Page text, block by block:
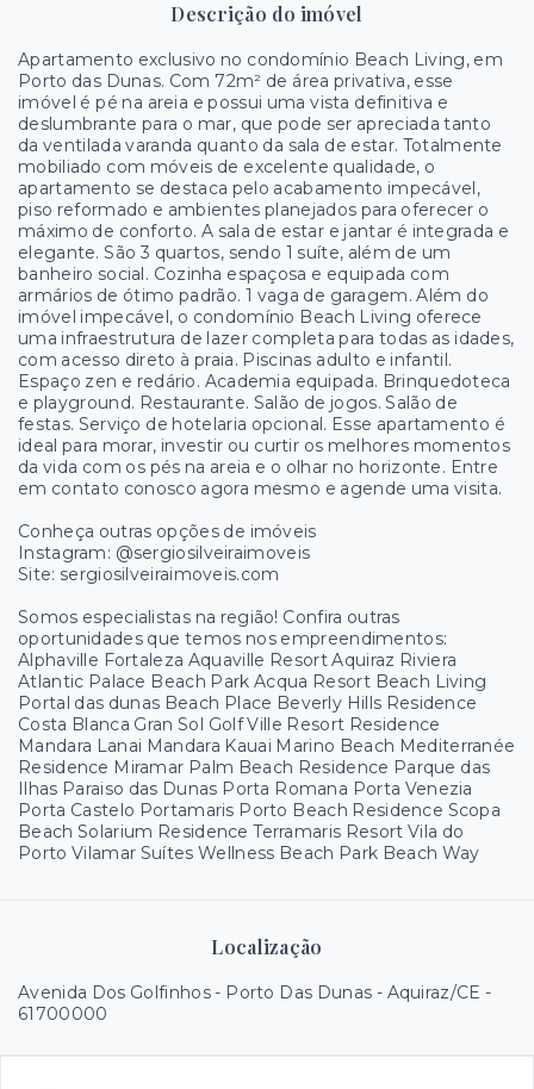
Descrição do imóvel
Apartamento exclusivo no condomínio Beach Living, em
Porto das Dunas. Com 72m² de área privativa, esse
imóvel é pé na areia e possui uma vista definitiva e
deslumbrante para o mar, que pode ser apreciada tanto
da ventilada varanda quanto da sala de estar. Totalmente
mobiliado com móveis de excelente qualidade, o
apartamento se destaca pelo acabamento impecável,
piso reformado e ambientes planejados para oferecer o
máximo de conforto. A sala de estar e jantar é integrada e
elegante. São 3 quartos, sendo 1 suíte, além de um
banheiro social. Cozinha espaçosa e equipada com
armários de ótimo padrão. 1 vaga de garagem. Além do
imóvel impecável, o condomínio Beach Living oferece
uma infraestrutura de lazer completa para todas as idades,
com acesso direto à praia. Piscinas adulto e infantil.
Espaço zen e redário. Academia equipada. Brinquedoteca
e playground. Restaurante. Salão de jogos. Salão de
festas. Serviço de hotelaria opcional. Esse apartamento é
ideal para morar, investir ou curtir os melhores momentos
da vida com os pés na areia e o olhar no horizonte. Entre
em contato conosco agora mesmo e agende uma visita.
Conheça outras opções de imóveis
Instagram: @sergiosilveiraimoveis
Site: sergiosilveiraimoveis.com
Somos especialistas na região! Confira outras
oportunidades que temos nos empreendimentos:
Alphaville Fortaleza Aquaville Resort Aquiraz Riviera
Atlantic Palace Beach Park Acqua Resort Beach Living
Portal das dunas Beach Place Beverly Hills Residence
Costa Blanca Gran Sol Golf Ville Resort Residence
Mandara Lanai Mandara Kauai Marino Beach Mediterranée
Residence Miramar Palm Beach Residence Parque das
Ilhas Paraiso das Dunas Porta Romana Porta Venezia
Porta Castelo Portamaris Porto Beach Residence Scopa
Beach Solarium Residence Terramaris Resort Vila do
Porto Vilamar Suítes Wellness Beach Park Beach Way
Localização
Avenida Dos Golfinhos - Porto Das Dunas - Aquiraz/CE -
61700000